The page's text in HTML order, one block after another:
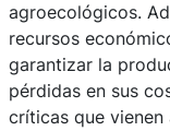
agroecológicos.
recursos
garantizar la
pérdidas en sus
críticas que